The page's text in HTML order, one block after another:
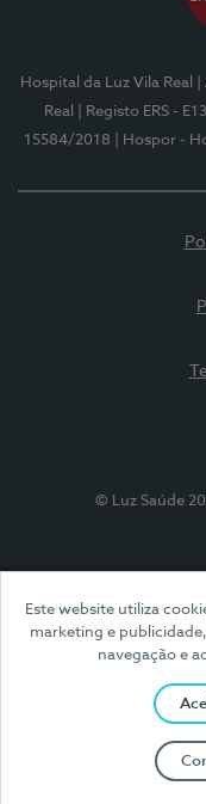
Este website utiliza
marketing e
navegação e
Hospital da Luz Vila Real
Real
| Registo ERS -
15584/2018
| Hospor -
© Luz Saúde